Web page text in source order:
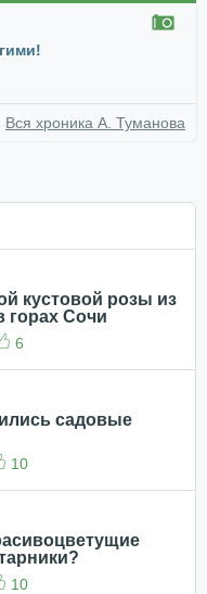
Вся хроника А. Туманова
кустовой розы из
горах Сочи
6
садовые
10
10